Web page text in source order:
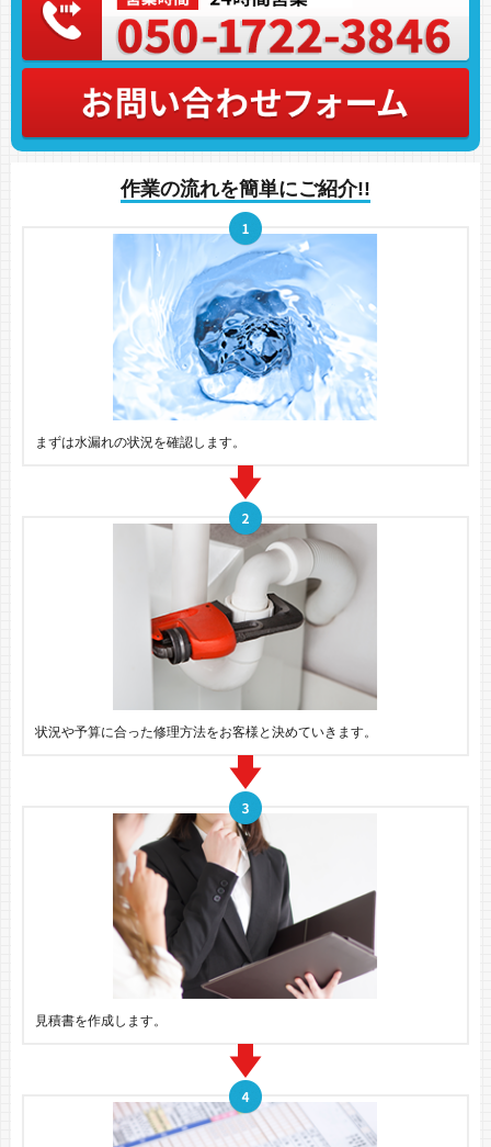
作業の流れを簡単にご紹介!!
まずは水漏れの状況を確認します。
状況や予算に合った修理方法をお客様と決めていきます。
見積書を作成します。